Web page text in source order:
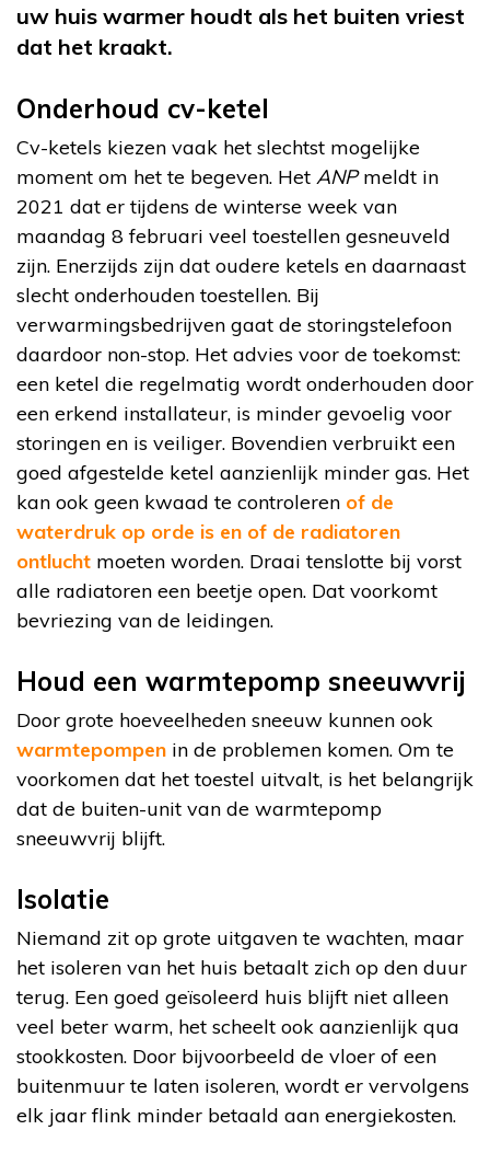
uw huis warmer houdt als het buiten vriest
dat het kraakt.
Onderhoud cv-ketel
Cv-ketels kiezen vaak het slechtst mogelijke
moment om het te begeven. Het ANPmeldt in
2021 dat er tijdens de winterse week van
maandag 8 februari veel toestellen gesneuveld
zijn. Enerzijds zijn dat oudere ketels en daarnaast
slecht onderhouden toestellen. Bij
verwarmingsbedrijven gaat de storingstelefoon
daardoor non-stop. Het advies voor de toekomst:
een ketel die regelmatig wordt onderhouden door
een erkend installateur, is minder gevoelig voor
storingen en is veiliger. Bovendien verbruikt een
goed afgestelde ketel aanzienlijk minder gas. Het
kan ook geen kwaad te controleren of de
waterdruk op orde is en of de radiatoren
ontlucht moeten worden. Draai tenslotte bij vorst
alle radiatoren een beetje open. Dat voorkomt
bevriezing van de leidingen.
Houd een warmtepomp sneeuwvrij
Door grote hoeveelheden sneeuw kunnen ook
warmtepompen in de problemen komen. Om te
voorkomen dat het toestel uitvalt, is het belangrijk
dat de buiten-unit van de warmtepomp
sneeuwvrij blijft.
Isolatie
Niemand zit op grote uitgaven te wachten, maar
het isoleren van het huis betaalt zich op den duur
terug. Een goed geïsoleerd huis blijft niet alleen
veel beter warm, het scheelt ook aanzienlijk qua
stookkosten. Door bijvoorbeeld de vloer of een
buitenmuur te laten isoleren, wordt er vervolgens
elk jaar flink minder betaald aan energiekosten.